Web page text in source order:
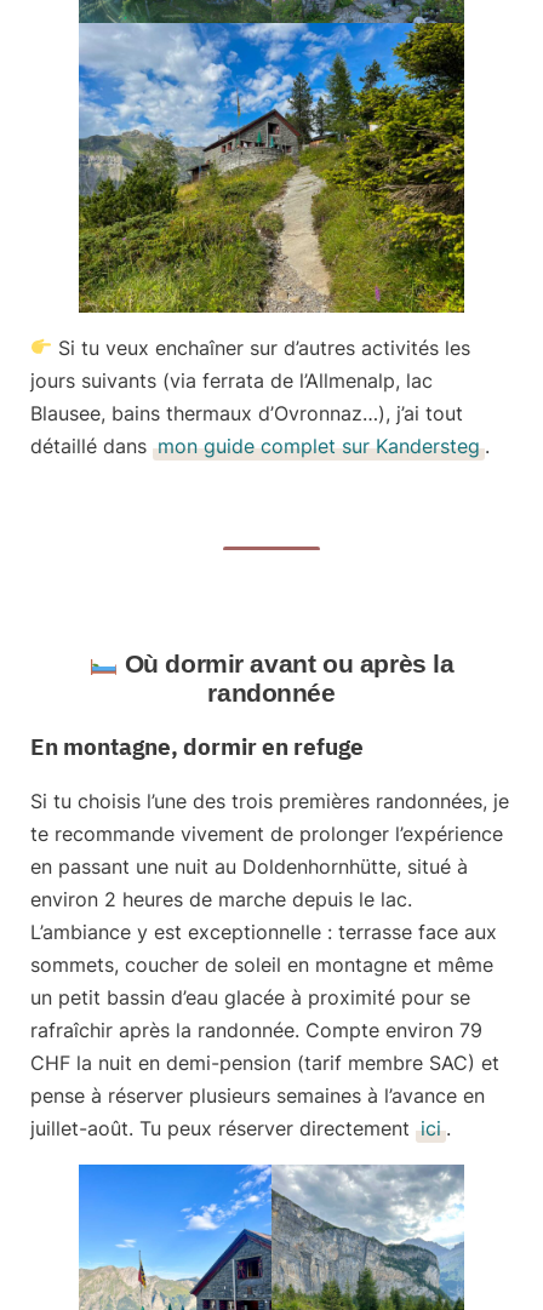
Si tu veux enchaîner sur d’autres activités les
jours suivants (via ferrata de l’Allmenalp, lac
Blausee, bains thermaux d’Ovronnaz…), j’ai tout
détaillé dans mon guide complet sur Kandersteg .
Où dormir avant ou après la
randonnée
En montagne, dormir en refuge
Si tu choisis l’une des trois premières randonnées, je
te recommande vivement de prolonger l’expérience
en passant une nuit au Doldenhornhütte, situé à
environ 2 heures de marche depuis le lac.
L’ambiance y est exceptionnelle : terrasse face aux
sommets, coucher de soleil en montagne et même
un petit bassin d’eau glacée à proximité pour se
rafraîchir après la randonnée. Compte environ 79
CHF la nuit en demi-pension (tarif membre SAC) et
pense à réserver plusieurs semaines à l’avance en
juillet-août. Tu peux réserver directement ici .